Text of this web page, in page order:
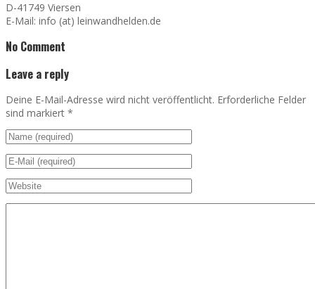
D-41749 Viersen
E-Mail: info (at) leinwandhelden.de
No Comment
Leave a reply
Deine E-Mail-Adresse wird nicht veröffentlicht. Erforderliche Felder
sind markiert *